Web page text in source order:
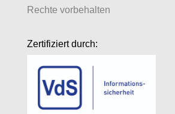
Rechte vorbehalten
Zertifiziert durch: